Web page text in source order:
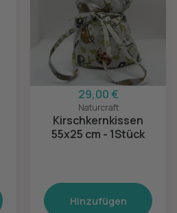
29,00 €
Naturcraft
Kirschkernkissen
55x25 cm - 1Stück
Hinzufügen